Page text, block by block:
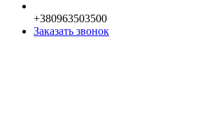
+380963503500
Заказать звонок